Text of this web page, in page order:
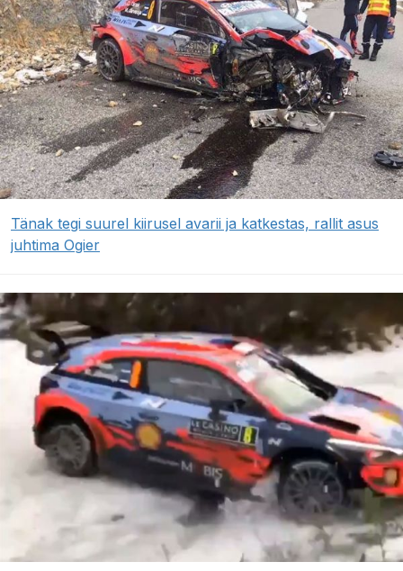
Tänak tegi suurel kiirusel avarii ja katkestas, rallit asus
juhtima Ogier